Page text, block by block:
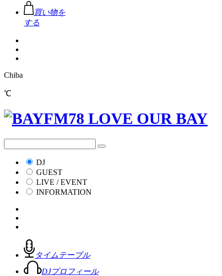
買い物を
する
Chiba
℃
DJ
GUEST
LIVE / EVENT
INFORMATION
タイムテーブル
DJプロフィール